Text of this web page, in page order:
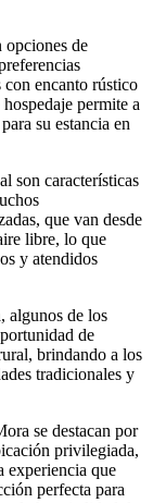
opciones de
encanto rústico
permite a
su estancia en
son características
que van desde
libre, lo que
y atendidos
algunos de los
de
brindando a los
tradicionales y
se destacan por
privilegiada,
experiencia que
perfecta para